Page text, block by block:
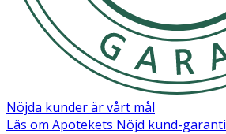
Nöjda kunder är vårt mål
Läs om Apotekets Nöjd kund-garanti